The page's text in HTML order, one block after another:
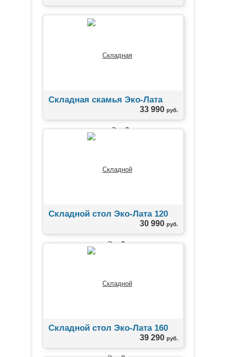
Складная скамья Эко-Лата
33 990 руб.
Складной стол Эко-Лата 120
30 990 руб.
Складной стол Эко-Лата 160
39 290 руб.